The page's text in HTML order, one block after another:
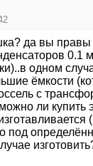
да вы правы
0.1
одном
ёмкости
с
ли купить
под